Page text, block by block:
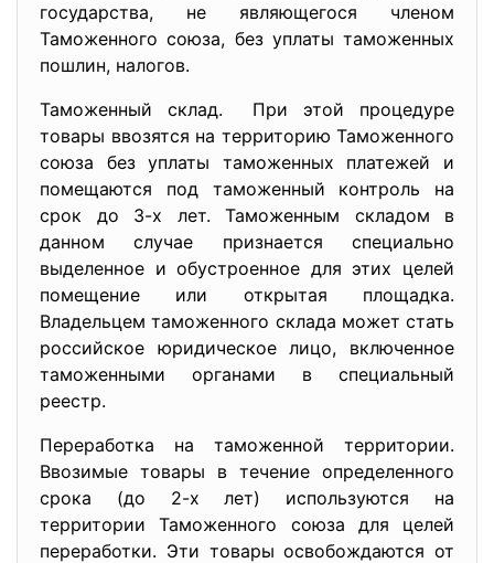
государства, не являющегося членом
Таможенного союза, без уплаты таможенных
пошлин, налогов.
Таможенный склад. При этой процедуре
товары ввозятся на территорию Таможенного
союза без уплаты таможенных платежей и
помещаются под таможенный контроль на
срок до 3-х лет. Таможенным складом в
данном случае признается специально
выделенное и обустроенное для этих целей
помещение или открытая площадка.
Владельцем таможенного склада может стать
российское юридическое лицо, включенное
таможенными органами в специальный
реестр.
Переработка на таможенной территории.
Ввозимые товары в течение определенного
срока (до 2-х лет) используются на
территории Таможенного союза для целей
переработки. Эти товары освобождаются от